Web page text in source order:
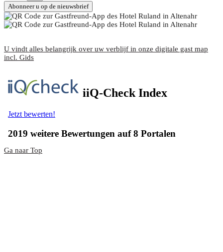
Abonneer u op de nieuwsbrief
U vindt alles belangrijk over uw verblijf in onze digitale gast map
incl. Gids
Ga naar Top